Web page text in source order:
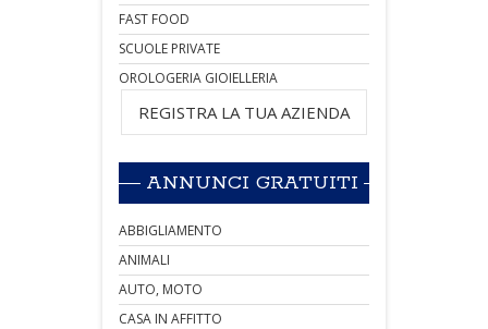
FAST FOOD
SCUOLE PRIVATE
OROLOGERIA GIOIELLERIA
REGISTRA LA TUA AZIENDA
ANNUNCI GRATUITI
ABBIGLIAMENTO
ANIMALI
AUTO, MOTO
CASA IN AFFITTO